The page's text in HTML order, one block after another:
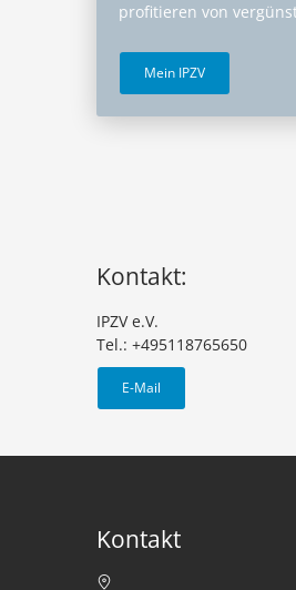
profitieren von
Mein IPZV
Kontakt:
IPZV e.V.
Tel.: +495118765650
E-Mail
Kontakt